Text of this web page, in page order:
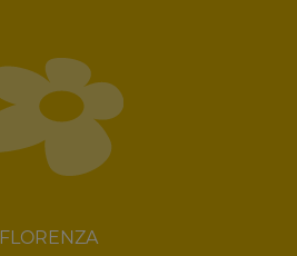
FLORENZA